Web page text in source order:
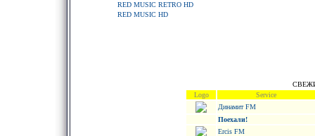
RED MUSIC RETRO HD
RED MUSIC HD
Logo
Service
Динамит FM
Поехали!
Ercis FM